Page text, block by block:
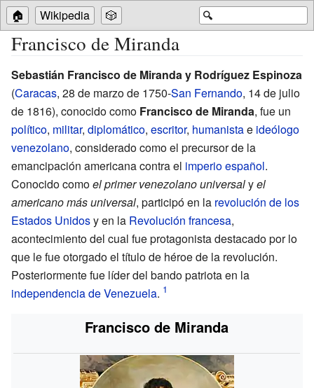
🔍
🏠 Wikipedia 🎲
Francisco de Miranda
Sebastián Francisco de Miranda y Rodríguez Espinoza
(Caracas, 28 de marzo de 1750-San Fernando, 14 de julio
de 1816), conocido como Francisco de Miranda, fue un
político, militar, diplomático, escritor, humanistae ideólogo
venezolano, considerado como el precursor de la
emancipación americana contra el imperio español.
Conocido comoel primer venezolano universalyel
americano más universal, participó en la revolución de los
Estados Unidosy en la Revolución francesa,
acontecimiento del cual fue protagonista destacado por lo
que le fue otorgado el título de héroe de la revolución.
Posteriormente fue líder del bando patriota en la
independencia de Venezuela.
Francisco de Miranda